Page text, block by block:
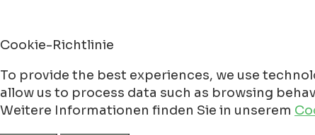
Cookie-Richtlinie
To provide the best experiences, we use
allow us to process data such as browsing
Weitere Informationen finden Sie in unserem